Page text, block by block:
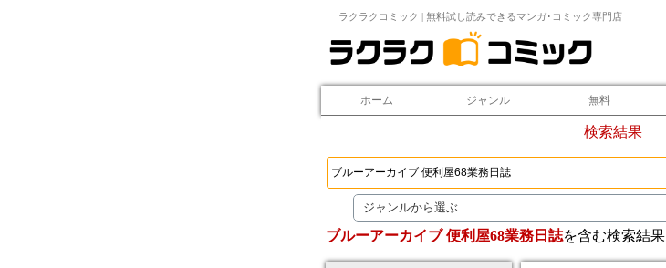
ラクラクコミック | 無料試し読みできるマンガ･コミック専門店
ホーム ジャンル 無料
検索結果
ジャンルから選ぶ
ブルーアーカイブ 便利屋68業務日誌を含む検索結果